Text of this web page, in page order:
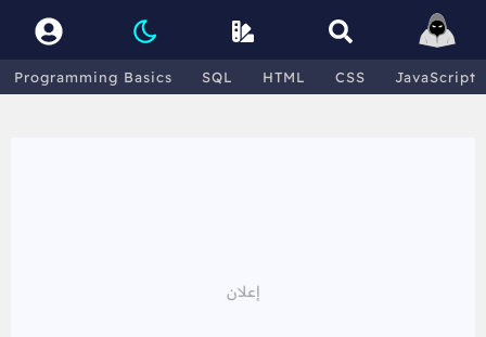
Programming Basics SQL HTML CSS JavaScript